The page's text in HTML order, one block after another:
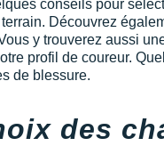
conseils pour
Découvrez
y trouverez aussi
profil de coureur.
de blessure.
des